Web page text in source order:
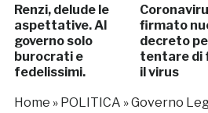
Renzi, delude le
aspettative. Al
governo solo
burocrati e
fedelissimi.
firmato
decreto
tentare di
il virus
Home » POLITICA »Governo